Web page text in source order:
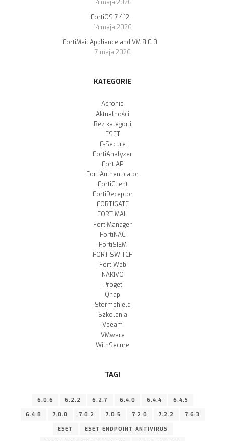
14 maja 2026
FortiOS 7.4.12
14 maja 2026
FortiMail Appliance and VM 8.0.0
7 maja 2026
KATEGORIE
Acronis
Aktualności
Bez kategorii
ESET
F-Secure
FortiAnalyzer
FortiAP
FortiAuthenticator
FortiClient
FortiDeceptor
FORTIGATE
FORTIMAIL
FortiManager
FortiNAC
FortiSIEM
FORTISWITCH
FortiWeb
NAKIVO
Proget
Qnap
Stormshield
Szkolenia
Veeam
VMware
WithSecure
TAGI
6.0.6 6.2.2 6.2.7 6.4.0 6.4.4 6.4.5
6.4.8 7.0.0 7.0.2 7.0.5 7.2.0 7.2.2 7.6.3
ESET ESET ENDPOINT ANTIVIRUS